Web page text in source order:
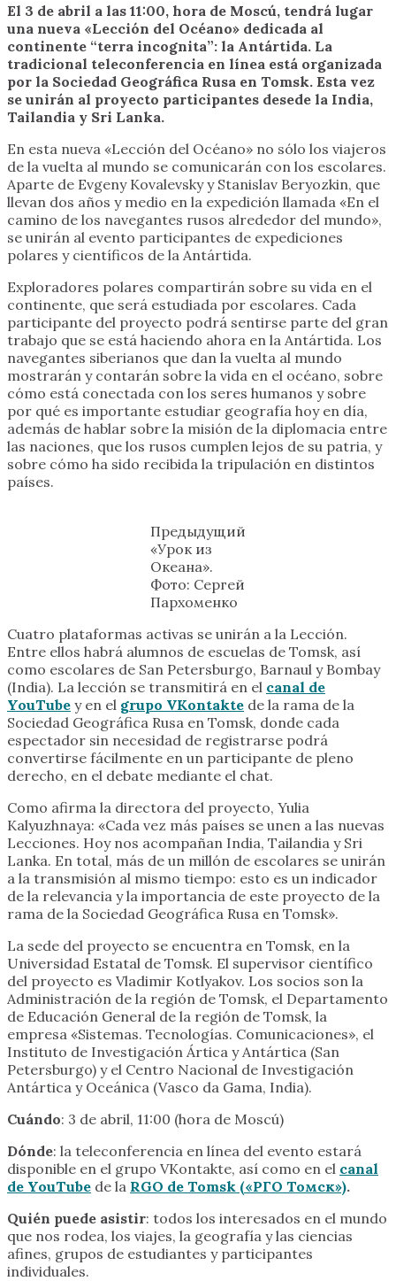
El 3 de abril a las 11:00, hora de Moscú, tendrá lugar
una nueva «Lección del Océano» dedicada al
continente “terra incognita”: la Antártida. La
tradicional teleconferencia en línea está organizada
por la Sociedad Geográfica Rusa en Tomsk. Esta vez
se unirán al proyecto participantes desede la India,
Tailandia y Sri Lanka.
En esta nueva «Lección del Océano» no sólo los viajeros
de la vuelta al mundo se comunicarán con los escolares.
Aparte de Evgeny Kovalevsky y Stanislav Beryozkin, que
llevan dos años y medio en la expedición llamada «En el
camino de los navegantes rusos alrededor del mundo»,
se unirán al evento participantes de expediciones
polares y científicos de la Antártida.
Exploradores polares compartirán sobre su vida en el
continente, que será estudiada por escolares. Cada
participante del proyecto podrá sentirse parte del gran
trabajo que se está haciendo ahora en la Antártida. Los
navegantes siberianos que dan la vuelta al mundo
mostrarán y contarán sobre la vida en el océano, sobre
cómo está conectada con los seres humanos y sobre
por qué es importante estudiar geografía hoy en día,
además de hablar sobre la misión de la diplomacia entre
las naciones, que los rusos cumplen lejos de su patria, y
sobre cómo ha sido recibida la tripulación en distintos
países.
Предыдущий
«Урок из
Океана».
Фото: Сергей
Пархоменко
Cuatro plataformas activas se unirán a la Lección.
Entre ellos habrá alumnos de escuelas de Tomsk, así
como escolares de San Petersburgo, Barnaul y Bombay
(India). La lección se transmitirá en el canal de
YouTube y en el grupo VKontakte de la rama de la
Sociedad Geográfica Rusa en Tomsk, donde cada
espectador sin necesidad de registrarse podrá
convertirse fácilmente en un participante de pleno
derecho, en el debate mediante el chat.
Como afirma la directora del proyecto, Yulia
Kalyuzhnaya: «Cada vez más países se unen a las nuevas
Lecciones. Hoy nos acompañan India, Tailandia y Sri
Lanka. En total, más de un millón de escolares se unirán
a la transmisión al mismo tiempo: esto es un indicador
de la relevancia y la importancia de este proyecto de la
rama de la Sociedad Geográfica Rusa en Tomsk».
La sede del proyecto se encuentra en Tomsk, en la
Universidad Estatal de Tomsk. El supervisor científico
del proyecto es Vladimir Kotlyakov. Los socios son la
Administración de la región de Tomsk, el Departamento
de Educación General de la región de Tomsk, la
empresa «Sistemas. Tecnologías. Comunicaciones», el
Instituto de Investigación Ártica y Antártica (San
Petersburgo) y el Centro Nacional de Investigación
Antártica y Oceánica (Vasco da Gama, India).
Cuándo: 3 de abril, 11:00 (hora de Moscú)
Dónde: la teleconferencia en línea del evento estará
disponible en el grupo VKontakte, así como en el canal
de YouTube de la RGO de Tomsk («РГО Томск»).
Quién puede asistir: todos los interesados en el mundo
que nos rodea, los viajes, la geografía y las ciencias
afines, grupos de estudiantes y participantes
individuales.